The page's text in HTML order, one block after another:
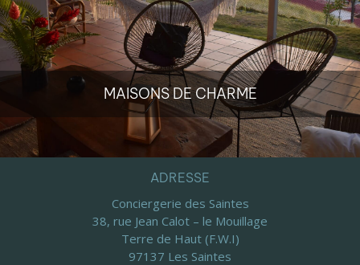
MAISONS DE CHARME
ADRESSE
Conciergerie des Saintes
38, rue Jean Calot – le Mouillage
Terre de Haut (F.W.I)
97137 Les Saintes